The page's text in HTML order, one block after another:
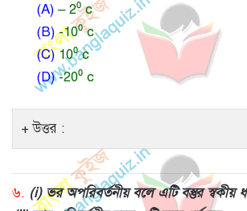
(A) – 2⁰ c
(B)-10⁰ c
(C)10⁰ c
(D)-20⁰ c
উত্তর :
৬. (i) ভর অপরিবর্তনীয় বলে এটি বস্তুর স্বকীয়